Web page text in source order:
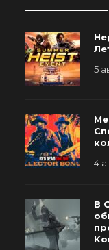
Разработчики
встречу с
Games
22 июля, 2026
5
4
В